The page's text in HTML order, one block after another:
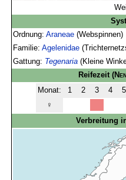
Ordnung:Araneae (Webspinnen)
Familie:Agelenidae
Gattung: Tegenaria (Kleine
Reifezeit(
Monat:
1 2 3 4 5
♀
Verbreitung